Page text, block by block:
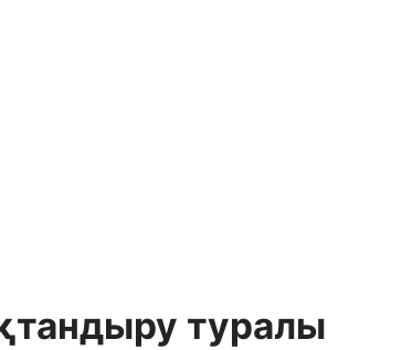
туралы